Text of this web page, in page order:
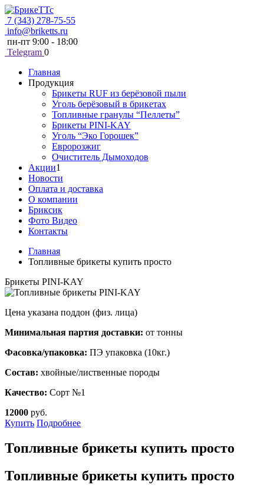
7 (343) 278-75-55
info@briketts.ru
пн-пт 9:00 - 18:00
Telegram 0
Главная
Продукция
Брикеты RUF из берёзовой пыли
Уголь берёзовый в брикетах
Топливные гранулы “Пеллеты”
Брикеты PINI-KAY
Уголь “Эко Горошек”
Евророзжиг
Очиститель Дымоходов
Акции1
Новости
Оплата и доставка
О компании
Бриксик
Фото Видео
Контакты
Главная
Топливные брикеты купить просто
Брикеты PINI-KAY
Цена указана поддон (физ. лица)
Минимальная партия доставки: от тонны
Фасовка/упаковка: ПЭ упаковка (10кг.)
Состав: хвойные/лиственные породы
Качество: Сорт №1
12000 руб.
Купить Подробнее
Топливные брикеты купить просто
Топливные брикеты купить просто